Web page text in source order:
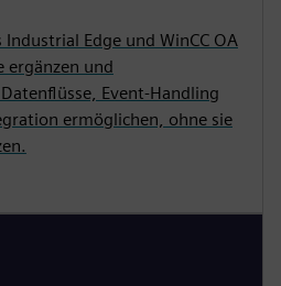
Industrial Edge und WinCC OA
ergänzen und
Event-Handling
ermöglichen, ohne sie